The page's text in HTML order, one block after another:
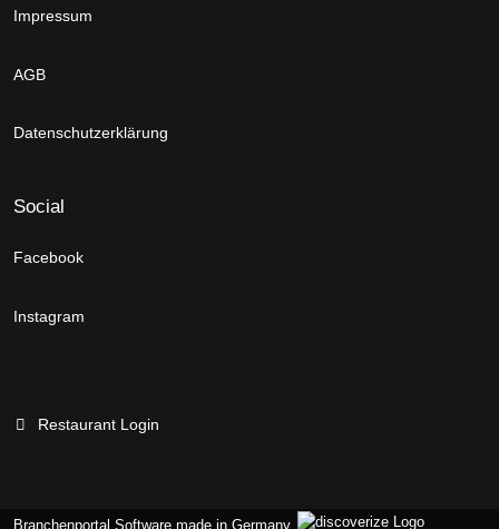
Impressum
AGB
Datenschutzerklärung
Social
Facebook
Instagram
Restaurant Login
Branchenportal Software made in Germany